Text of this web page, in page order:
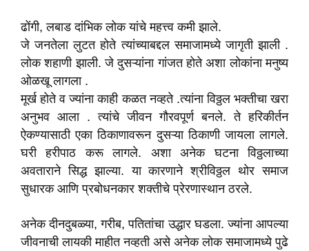
ढोंगी, लबाड दांभिक लोक यांचे महत्त्व कमी झाले.
जे जनतेला लुटत होते त्यांच्याबद्दल समाजामध्ये जागृती झाली .
लोक शहाणी झाली. जे दुसऱ्यांना गांजत होते अशा लोकांना मनुष्य
ओळखू लागला .
मूर्ख होते व ज्यांना काही कळत नव्हते .त्यांना विठ्ठल भक्तीचा खरा
अनुभव आला . त्यांचे जीवन गौरवपूर्ण बनले. ते हरिकीर्तन
ऐकण्यासाठी एका ठिकाणावरून दुसऱ्या ठिकाणी जायला लागले.
घरी हरीपाठ करू लागले. अशा अनेक घटना विठ्ठलाच्या
अवताराने सिद्ध झाल्या. या कारणाने श्रीविठ्ठल थोर समाज
सुधारक आणि प्रबोधनकार शक्तीचे प्रेरणास्थान ठरले.
अनेक दीनदुबळ्या, गरीब, पतितांचा उद्धार घडला. ज्यांना आपल्या
जीवनाची लायकी माहीत नव्हती असे अनेक लोक समाजामध्ये पुढे